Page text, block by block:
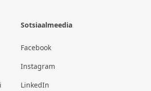
Sotsiaalmeedia
Facebook
Instagram
LinkedIn